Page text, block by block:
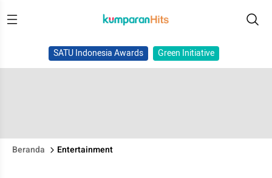
SATU Indonesia Awards Green Initiative
Beranda Entertainment